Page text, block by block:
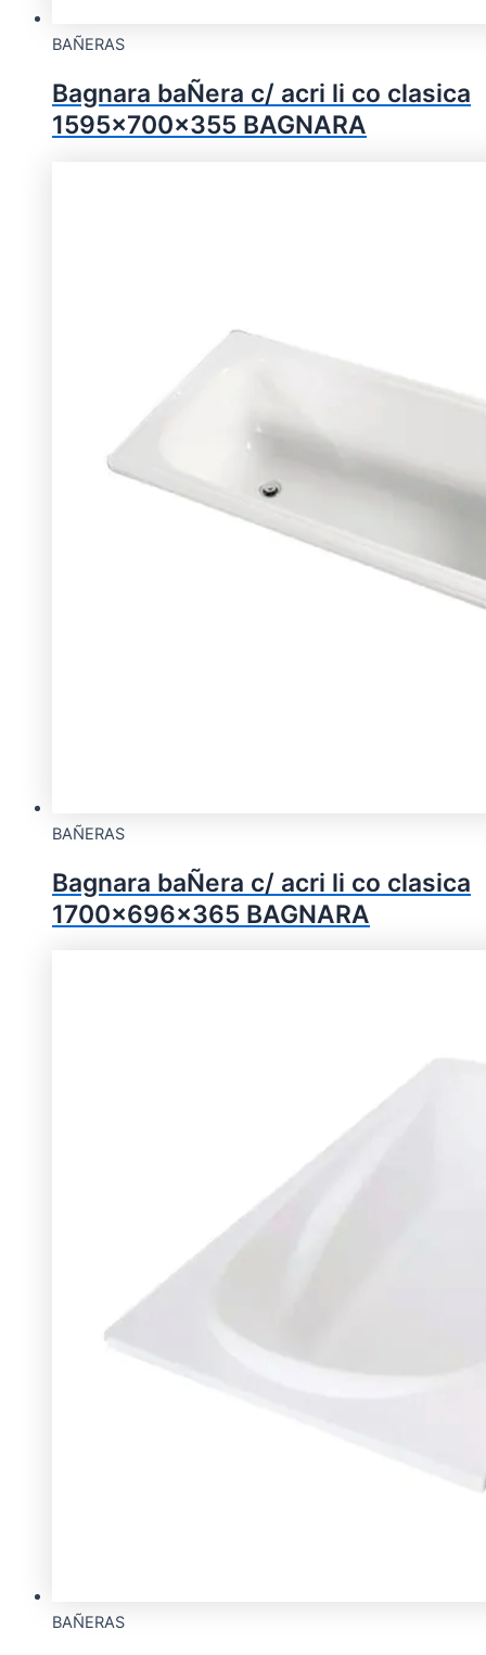
BAÑERAS
Bagnara baÑera c/ acri li co clasica
1595x700x355 BAGNARA
BAÑERAS
Bagnara baÑera c/ acri li co clasica
1700x696x365 BAGNARA
BAÑERAS